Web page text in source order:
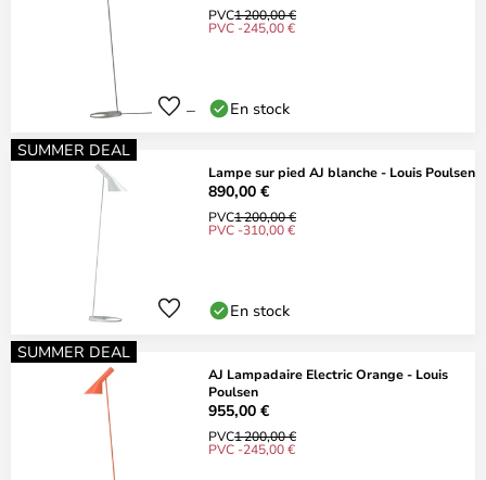
PVC1 200,00 €
PVC -245,00 €
En stock
SUMMER DEAL
Lampe sur pied AJ blanche - Louis Poulsen
890,00 €
PVC1 200,00 €
PVC -310,00 €
En stock
SUMMER DEAL
AJ Lampadaire Electric Orange - Louis
Poulsen
955,00 €
PVC1 200,00 €
PVC -245,00 €